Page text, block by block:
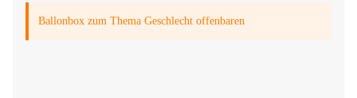
Ballonbox zum Thema Geschlecht offenbaren